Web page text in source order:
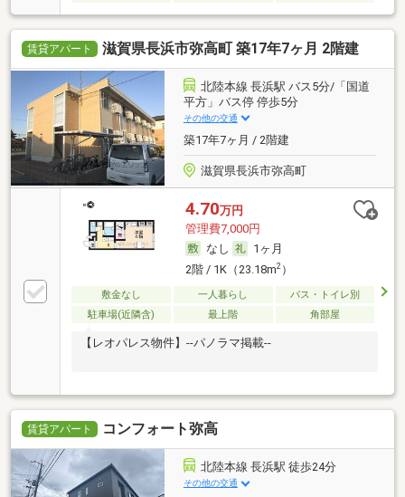
賃貸アパート 滋賀県長浜市弥高町 築17年7ヶ月 2階建
北陸本線 長浜駅 バス5分/「国道
平方」バス停 停歩5分
その他の交通
築17年7ヶ月 / 2階建
滋賀県長浜市弥高町
4.70万円
管理費7,000円
なし
1ヶ月
2階 / 1K（23.18m2）
敷金なし 一人暮らし
バス・トイレ別
駐車場(近隣含)
最上階 角部屋
【レオパレス物件】--パノラマ掲載--
賃貸アパート コンフォート弥高
北陸本線 長浜駅 徒歩24分
その他の交通